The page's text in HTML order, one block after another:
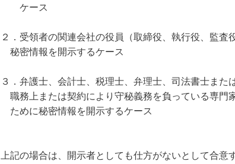
ケース
２．受領者の関連会社の役員（取締役、執行役、監査
秘密情報を開示するケース
３．弁護士、会計士、税理士、弁理士、司法書士また
職務上または契約により守秘義務を負っている専門
ために秘密情報を開示するケース
上記の場合は、開示者としても仕方がないとして合意